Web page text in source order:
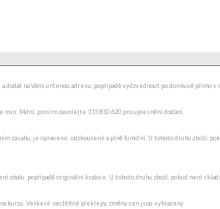
na Vámi určenou adresu, popřípadě vydzvednout po domluvě přímo v
min. 14dní, prosím zavolejte 315 810 620 pro upřesnění dodání.
zásahu, je opravené, odzkoušené a plně funkční. U tohoto druhu zboží,
obalu, popřípadě originální krabice. U tohoto druhu zboží, pokud není
kurzu. Veškeré nechtěné překlepy, změny cen jsou vyhrazeny.